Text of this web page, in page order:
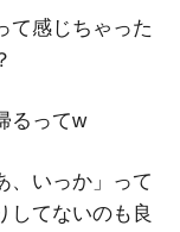
て感じちゃった
るってw
、いっか」って
してないのも良